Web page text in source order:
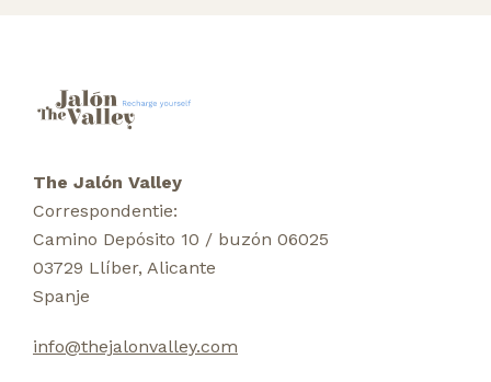
The Jalón Valley
Correspondentie:
Camino Depósito 10 / buzón 06025
03729 Llíber, Alicante
Spanje
info@thejalonvalley.com